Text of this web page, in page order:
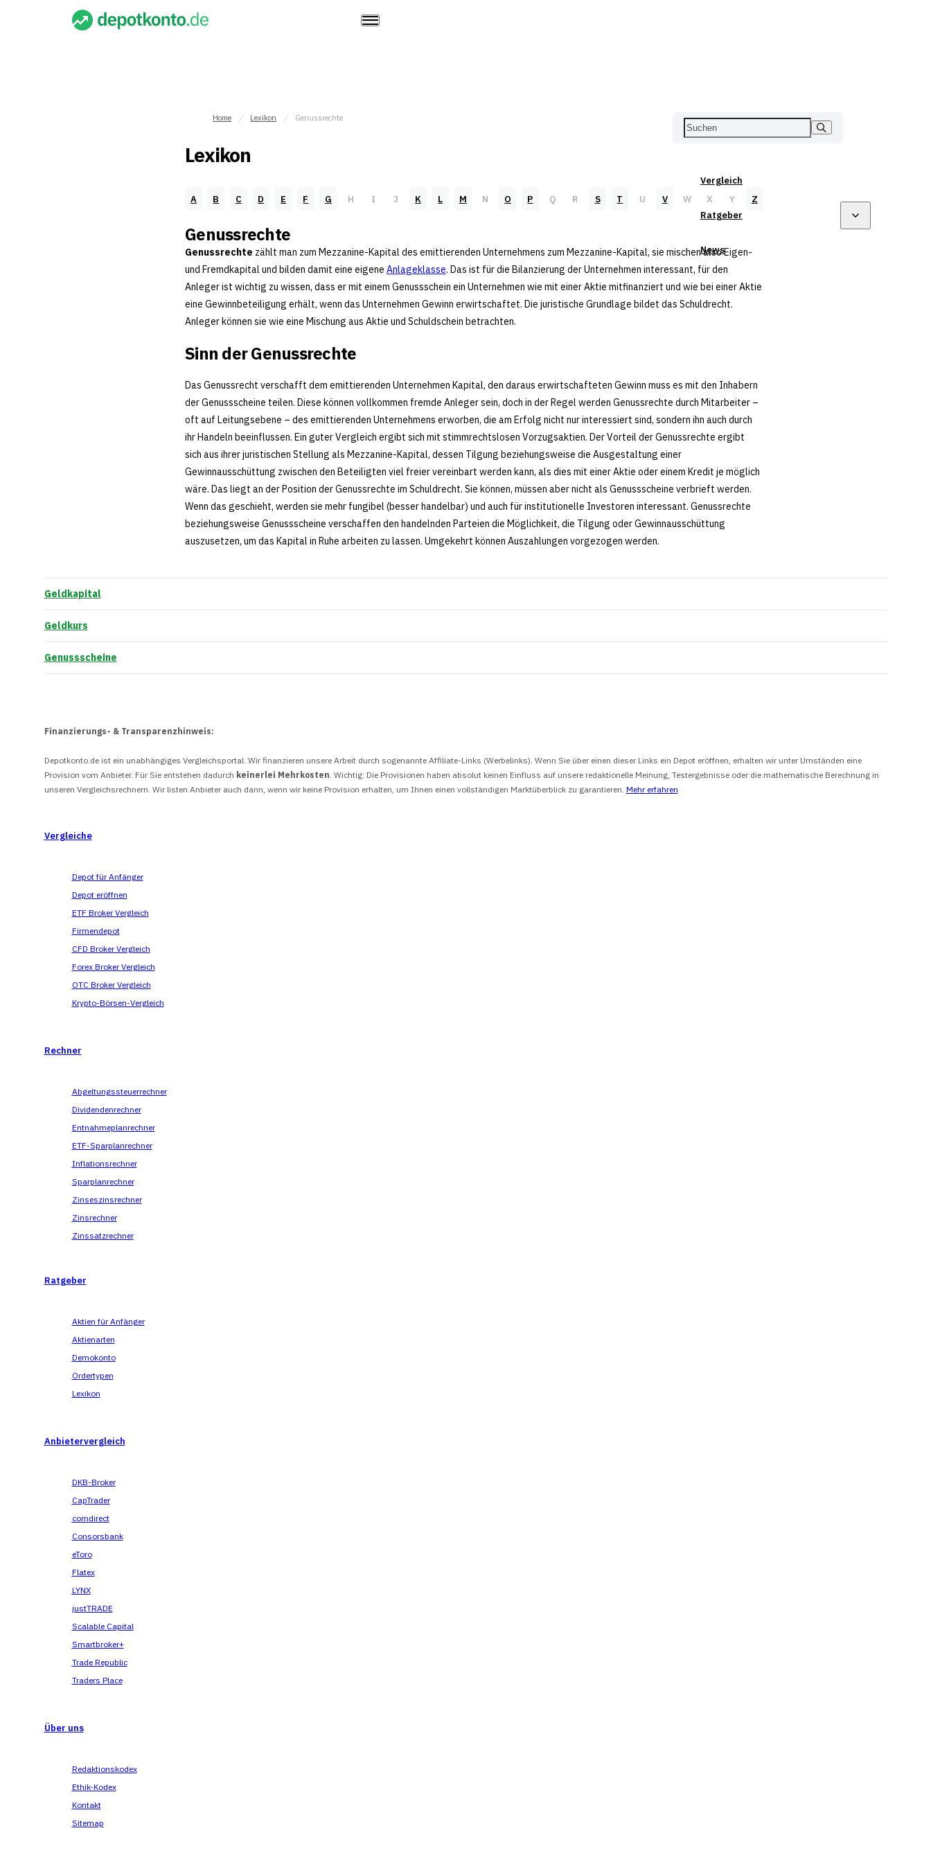
Vergleich
Ratgeber
News
Home Lexikon Genussrechte
Lexikon
A B C D E F G H I J K L M N O P Q R S T U V W X Y Z
Genussrechte
Genussrechte zählt man zum Mezzanine-Kapital des emittierenden Unternehmens zum Mezzanine-Kapital, sie mischen also Eigen-
und Fremdkapital und bilden damit eine eigene Anlageklasse. Das ist für die Bilanzierung der Unternehmen interessant, für den
Anleger ist wichtig zu wissen, dass er mit einem Genussschein ein Unternehmen wie mit einer Aktie mitfinanziert und wie bei einer Aktie
eine Gewinnbeteiligung erhält, wenn das Unternehmen Gewinn erwirtschaftet. Die juristische Grundlage bildet das Schuldrecht.
Anleger können sie wie eine Mischung aus Aktie und Schuldschein betrachten.
Sinn der Genussrechte
Das Genussrecht verschafft dem emittierenden Unternehmen Kapital, den daraus erwirtschafteten Gewinn muss es mit den Inhabern
der Genussscheine teilen. Diese können vollkommen fremde Anleger sein, doch in der Regel werden Genussrechte durch Mitarbeiter –
oft auf Leitungsebene – des emittierenden Unternehmens erworben, die am Erfolg nicht nur interessiert sind, sondern ihn auch durch
ihr Handeln beeinflussen. Ein guter Vergleich ergibt sich mit stimmrechtslosen Vorzugsaktien. Der Vorteil der Genussrechte ergibt
sich aus ihrer juristischen Stellung als Mezzanine-Kapital, dessen Tilgung beziehungsweise die Ausgestaltung einer
Gewinnausschüttung zwischen den Beteiligten viel freier vereinbart werden kann, als dies mit einer Aktie oder einem Kredit je möglich
wäre. Das liegt an der Position der Genussrechte im Schuldrecht. Sie können, müssen aber nicht als Genussscheine verbrieft werden.
Wenn das geschieht, werden sie mehr fungibel (besser handelbar) und auch für institutionelle Investoren interessant. Genussrechte
beziehungsweise Genussscheine verschaffen den handelnden Parteien die Möglichkeit, die Tilgung oder Gewinnausschüttung
auszusetzen, um das Kapital in Ruhe arbeiten zu lassen. Umgekehrt können Auszahlungen vorgezogen werden.
Geldkapital
Geldkurs
Genussscheine
Finanzierungs- & Transparenzhinweis:
Depotkonto.de ist ein unabhängiges Vergleichsportal. Wir finanzieren unsere Arbeit durch sogenannte Affiliate-Links (Werbelinks). Wenn Sie über einen dieser Links ein Depot eröffnen, erhalten wir unter Umständen eine
Provision vom Anbieter. Für Sie entstehen dadurch keinerlei Mehrkosten. Wichtig: Die Provisionen haben absolut keinen Einfluss auf unsere redaktionelle Meinung, Testergebnisse oder die mathematische Berechnung in
unseren Vergleichsrechnern. Wir listen Anbieter auch dann, wenn wir keine Provision erhalten, um Ihnen einen vollständigen Marktüberblick zu garantieren. Mehr erfahren
Vergleiche
Depot für Anfänger
Depot eröffnen
ETF Broker Vergleich
Firmendepot
CFD Broker Vergleich
Forex Broker Vergleich
OTC Broker Vergleich
Krypto-Börsen-Vergleich
Rechner
Abgeltungssteuerrechner
Dividendenrechner
Entnahmeplanrechner
ETF-Sparplanrechner
Inflationsrechner
Sparplanrechner
Zinseszinsrechner
Zinsrechner
Zinssatzrechner
Ratgeber
Aktien für Anfänger
Aktienarten
Demokonto
Ordertypen
Lexikon
Anbietervergleich
DKB-Broker
CapTrader
comdirect
Consorsbank
eToro
Flatex
LYNX
justTRADE
Scalable Capital
Smartbroker+
Trade Republic
Traders Place
Über uns
Redaktionskodex
Ethik-Kodex
Kontakt
Sitemap